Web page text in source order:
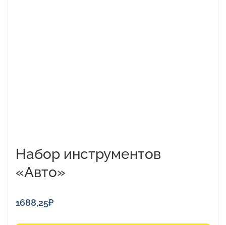
Набор инструментов
«Авто»
1688,25₽